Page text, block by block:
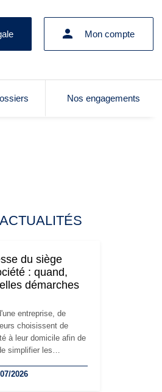
Mon compte
Nos engagements
du siège
: quand,
démarches
entreprise, de
choisissent de
à leur domicile afin de
simplifier les
peut rapidement
2026